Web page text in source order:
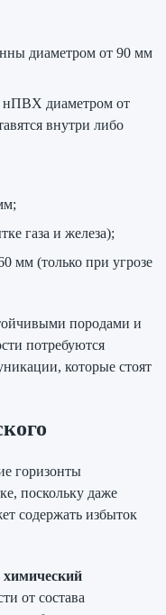
диаметром от 90 мм
нПВХ диаметром от
внутри либо
газа и железа);
мм (только при угрозе
породами и
потребуются
которые стоят
горизонты
поскольку даже
содержать избыток
химический
от состава